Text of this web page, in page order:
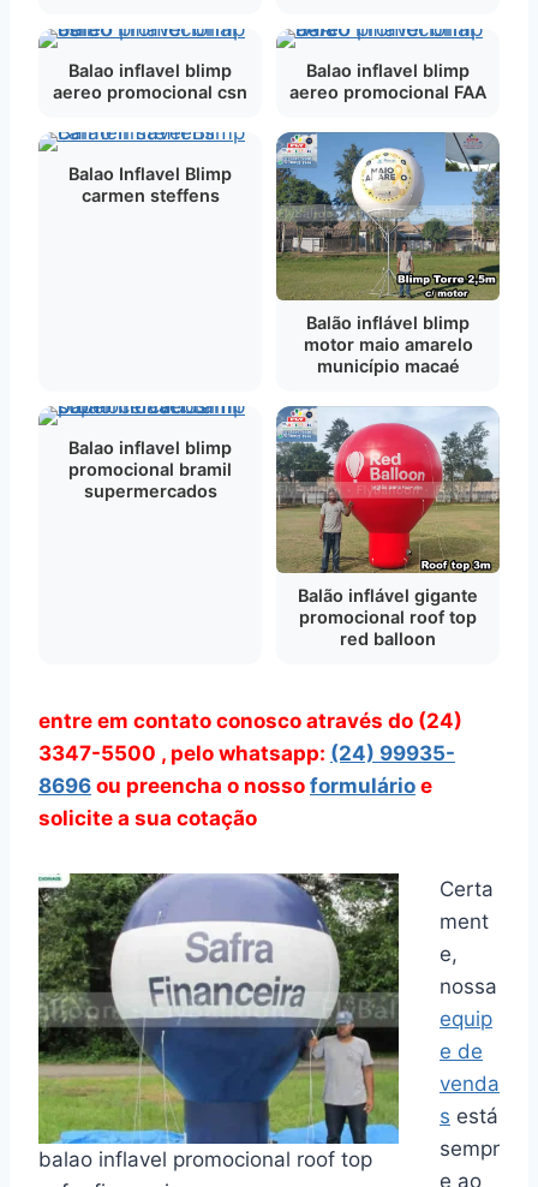
Balao inflavel blimp
aereo promocional csn
Balao inflavel blimp
aereo promocional FAA
Balao Inflavel Blimp
carmen steffens
Balão inflável blimp
motor maio amarelo
município macaé
Balao inflavel blimp
promocional bramil
supermercados
Balão inflável gigante
promocional roof top
red balloon
entre em contato conosco através do (24)
3347-5500 , pelo whatsapp: (24) 99935-
8696 ou preencha o nosso formulário e
solicite a sua cotação
balao inflavel promocional roof top
Certa
ment
e,
nossa
equip
e de
venda
s está
sempr
e ao